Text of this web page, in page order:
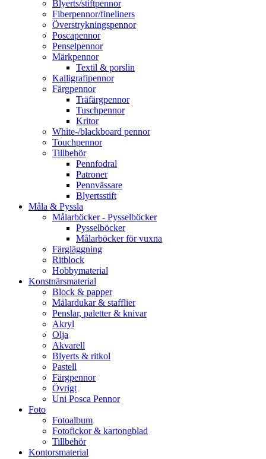
Blyerts/stiftpennor
Fiberpennor/fineliners
Överstrykningspennor
Poscapennor
Penselpennor
Märkpennor
Textil & porslin
Kalligrafipennor
Färgpennor
Träfärgpennor
Tuschpennor
Kritor
White-/blackboard pennor
Touchpennor
Tillbehör
Pennfodral
Patroner
Pennvässare
Blyertsstift
Måla & Pyssla
Målarböcker - Pysselböcker
Pysselböcker
Målarböcker för vuxna
Färgläggning
Ritblock
Hobbymaterial
Konstnärsmaterial
Block & papper
Målardukar & stafflier
Penslar, paletter & knivar
Akryl
Olja
Akvarell
Blyerts & ritkol
Pastell
Färgpennor
Övrigt
Uni Posca Pennor
Foto
Fotoalbum
Fotofickor & kartongblad
Tillbehör
Kontorsmaterial